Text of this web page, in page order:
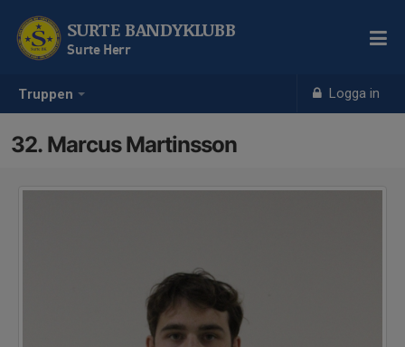
Truppen Logga in
SURTE BANDYKLUBB
Surte Herr
32. Marcus Martinsson